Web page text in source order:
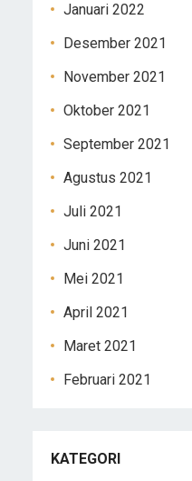
Januari 2022
Desember 2021
November 2021
Oktober 2021
September 2021
Agustus 2021
Juli 2021
Juni 2021
Mei 2021
April 2021
Maret 2021
Februari 2021
KATEGORI